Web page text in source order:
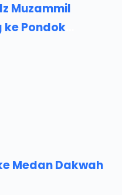
Muzammil
ke Pondok
Medan Dakwah